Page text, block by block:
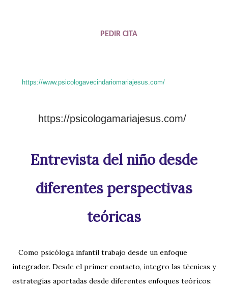
PEDIR CITA
https://www.psicologavecindariomariajesus.com/
https://psicologamariajesus.com/
Entrevista del niño desde
diferentes perspectivas
teóricas
Como psicóloga infantil trabajo desde un enfoque
integrador. Desde el primer contacto, integro las técnicas y
estrategias aportadas desde diferentes enfoques teóricos: